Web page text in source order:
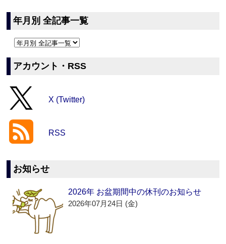
年月別 全記事一覧
アカウント・RSS
X (Twitter)
RSS
お知らせ
2026年 お盆期間中の休刊のお知らせ
2026年07月24日 (金)